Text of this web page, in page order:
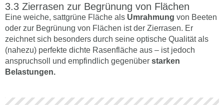
Zierrasen zur Begrünung von Flächen
Eine weiche, sattgrüne Fläche als Umrahmung von Beeten
oder zur Begrünung von Flächen ist der Zierrasen. Er
zeichnet sich besonders durch seine optische Qualität als
(nahezu) perfekte dichte Rasenfläche aus – ist jedoch
anspruchsoll und empfindlich gegenüber starken
Belastungen.